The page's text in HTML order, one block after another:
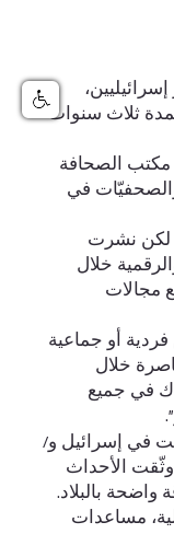
ثلاث سنوات
الصحافة
في
لكن نشرت
خلال
مجالات
أو جماعية
خلال
في جميع
في إسرائيل و/
وثّقت الأحداث
بالبلاد.
مساعدات